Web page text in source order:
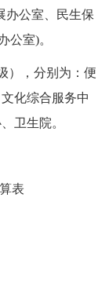
办公室、民生保
公室)。
），分别为：便
化综合服务中
卫生院。
表